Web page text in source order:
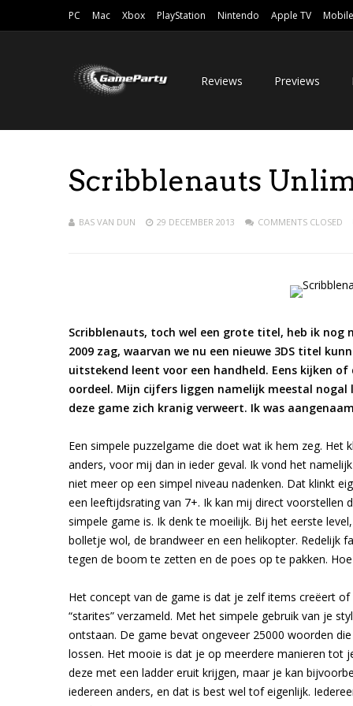
PC Mac Xbox PlayStation Nintendo Apple TV Mobile
Reviews Previews
Scribblenauts
BAS VAN DUN 29 DECEMBER 2013 COMMENTS CLOSED
Scribblenauts, toch wel een grote titel, heb ik
2009 zag, waarvan we nu een nieuwe 3DS titel
uitstekend leent voor een handheld. Eens kijken
oordeel. Mijn cijfers liggen namelijk meestal
deze game zich kranig verweert. Ik was
Een simpele puzzelgame die doet wat ik hem zeg.
anders, voor mij dan in ieder geval. Ik vond het
niet meer op een simpel niveau nadenken. Dat klinkt
een leeftijdsrating van 7+. Ik kan mij direct voorstellen
simpele game is. Ik denk te moeilijk. Bij het eerste
bolletje wol, de brandweer en een helikopter. Redelijk
tegen de boom te zetten en de poes op te pakken.
Het concept van de game is dat je zelf items creëert
“starites” verzameld. Met het simpele gebruik van je
ontstaan. De game bevat ongeveer 25000 woorden
lossen. Het mooie is dat je op meerdere manieren tot
deze met een ladder eruit krijgen, maar je kan
iedereen anders, en dat is best wel tof eigenlijk.